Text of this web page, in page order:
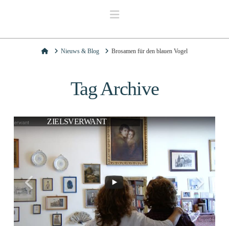
Navigation
HomeNieuws & Blog Brosamen für den blauen Vogel
Tag Archive
ZIELSVERWANT